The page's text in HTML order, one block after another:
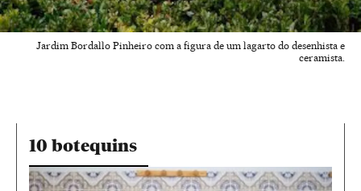
Jardim Bordallo Pinheiro com a figura de um lagarto do desenhista e
ceramista.
10 botequins